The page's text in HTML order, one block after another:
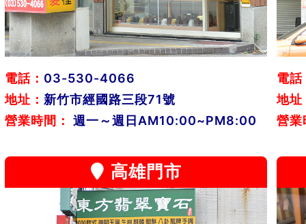
電話： 03-530-4066
地址： 新竹市經國路三段71號
營業時間：
週一～週日AM10:00~PM8:00
電話
地址
營業
高雄門市